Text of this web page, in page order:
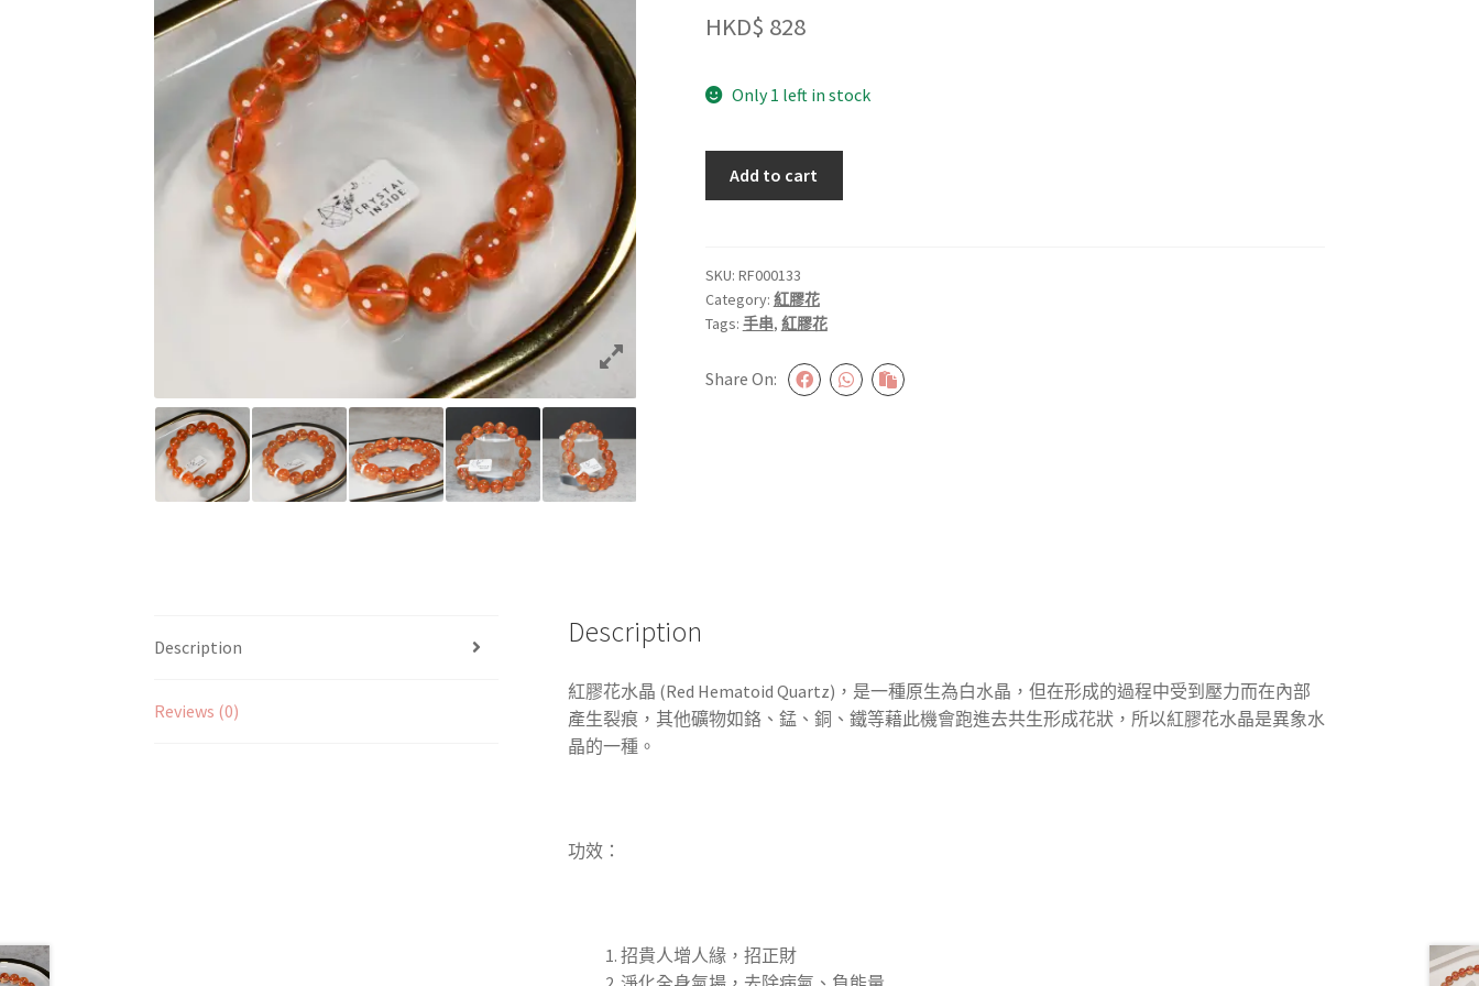
HKD$ 828
Only 1 left in stock
#RF000133
quantity
Add to cart
SKU: RF000133
Category: 紅膠花
Tags: 手串, 紅膠花
Share On:
Description
Reviews (0)
Description
紅膠花水晶 (Red Hematoid Quartz)，是一種原生為白水晶，但在形成的過程中受到壓力而在內部
產生裂痕，其他礦物如鉻、錳、銅、鐵等藉此機會跑進去共生形成花狀，所以紅膠花水晶是異象水
晶的一種。
功效：
招貴人增人緣，招正財